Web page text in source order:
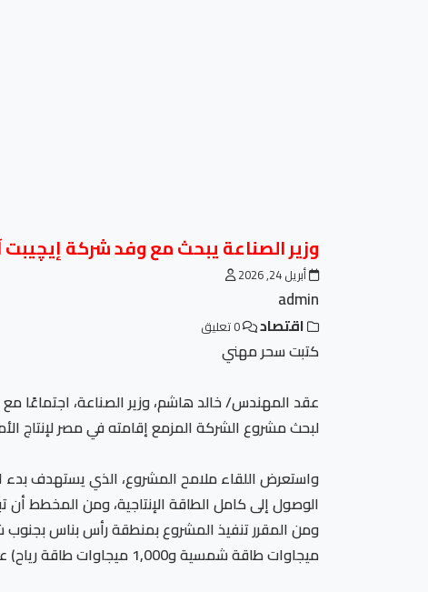
وزير الصناعة يبحث مع وفد شركة إيچيبت آمون
أبريل 24, 2026
admin
اقتصاد
كتبت سحر مهني
عقد المهندس/ خالد هاشم، وزير الصناعة، اجتماعًا
لبحث مشروع الشركة المزمع إقامته في مصر لإنتاج
ميجاوات طاقة شمسية و1,000 ميجاوات طاقة رياح) على مساحة 100 كيلو متر مربع دون الاعتماد على الشبكة القومية للكهرباء.